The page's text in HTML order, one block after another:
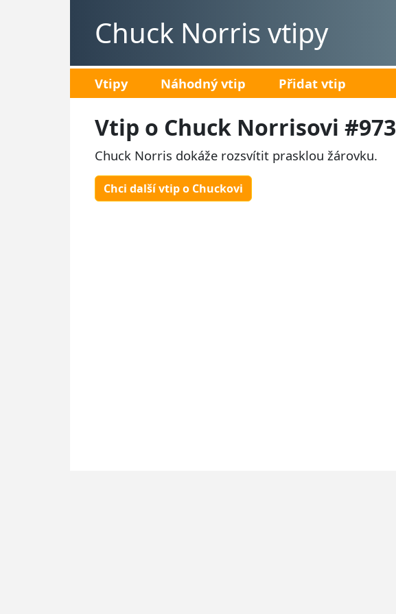
Chuck Norris vtipy
Vtipy Náhodný vtip Přidat vtip
Vtip o Chuck Norrisovi #973
Chuck Norris dokáže rozsvítit prasklou žárovku.
Chci další vtip o Chuckovi